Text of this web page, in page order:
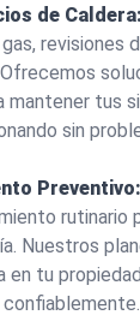
de Caldera:
revisiones
mantener tus
sin
Preventivo:
rutinario
Nuestros
en tu